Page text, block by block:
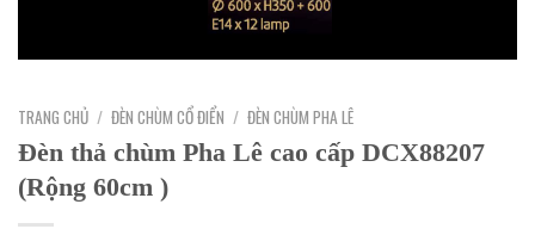
TRANG CHỦ / ĐÈN CHÙM CỔ ĐIỂN / ĐÈN CHÙM PHA LÊ
Đèn thả chùm Pha Lê cao cấp DCX88207
(Rộng 60cm )